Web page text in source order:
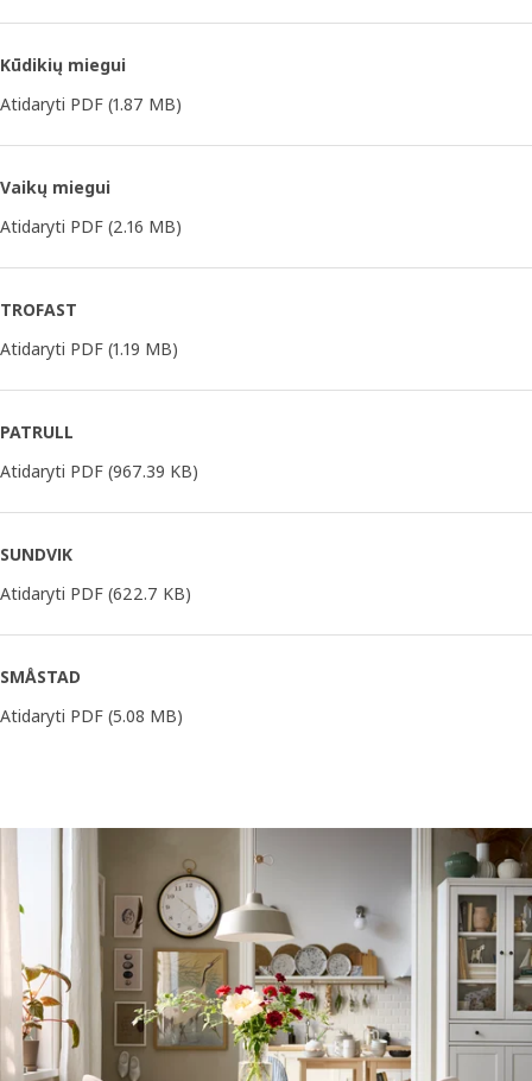
Kūdikių miegui
Atidaryti PDF (1.87 MB)
Vaikų miegui
Atidaryti PDF (2.16 MB)
TROFAST
Atidaryti PDF (1.19 MB)
PATRULL
Atidaryti PDF (967.39 KB)
SUNDVIK
Atidaryti PDF (622.7 KB)
SMÅSTAD
Atidaryti PDF (5.08 MB)